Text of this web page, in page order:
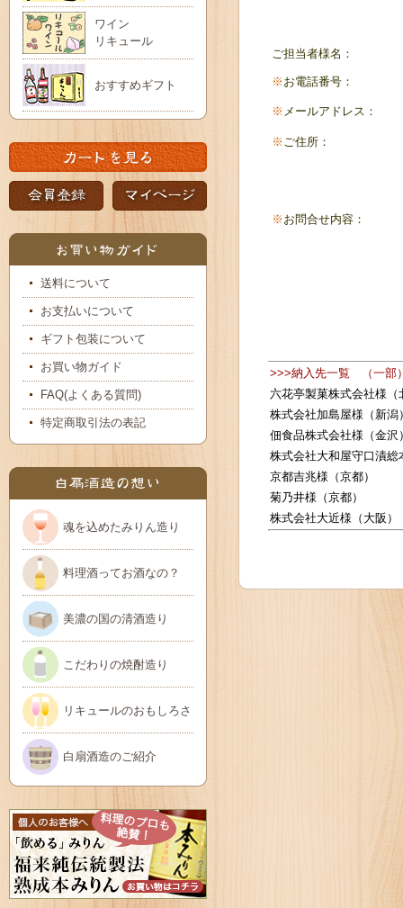
ご担当者様名：
※ お電話番号：
※ メールアドレス：
※ ご住所：
※ お問合せ内容：
>>>納入先一覧 （一部
六花亭製菓株式会社様（
株式会社加島屋様（新潟
佃食品株式会社様（金沢
株式会社大和屋守口漬総
京都吉兆様（京都）
菊乃井様（京都）
株式会社大近様（大阪）
ワイン
リキュール
おすすめギフト
送料について
お支払いについて
ギフト包装について
お買い物ガイド
FAQ(よくある質問)
特定商取引法の表記
魂を込めたみりん造り
料理酒ってお酒なの？
美濃の国の清酒造り
こだわりの焼酎造り
リキュールのおもしろさ
白扇酒造のご紹介